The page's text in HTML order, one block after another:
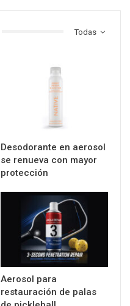
Todas
Desodorante en aerosol
se renueva con mayor
protección
Aerosol para
restauración de palas